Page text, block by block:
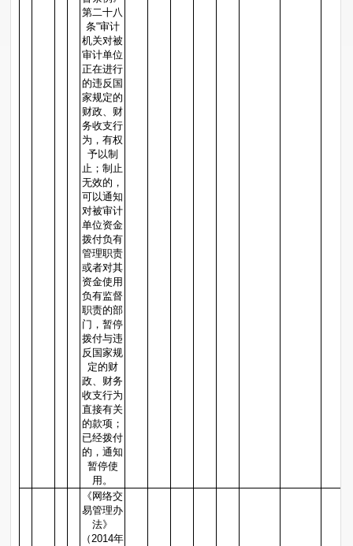
第二十八
条“审计
机关对被
审计单位
正在进行
的违反国
家规定的
财政、财
务收支行
为，有权
予以制
止；制止
无效的，
可以通知
对被审计
单位资金
拨付负有
管理职责
或者对其
资金使用
负有监督
职责的部
门，暂停
拨付与违
反国家规
定的财
政、财务
收支行为
直接有关
的款项；
已经拨付
的，通知
暂停使
用。
《网络交
易管理办
法》
（2014年